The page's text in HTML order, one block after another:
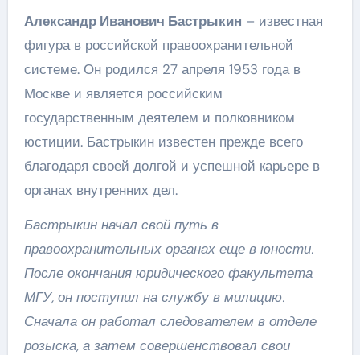
Александр Иванович Бастрыкин – известная
фигура в российской правоохранительной
системе. Он родился 27 апреля 1953 года в
Москве и является российским
государственным деятелем и полковником
юстиции. Бастрыкин известен прежде всего
благодаря своей долгой и успешной карьере в
органах внутренних дел.
Бастрыкин начал свой путь в
правоохранительных органах еще в юности.
После окончания юридического факультета
МГУ, он поступил на службу в милицию.
Сначала он работал следователем в отделе
розыска, а затем совершенствовал свои